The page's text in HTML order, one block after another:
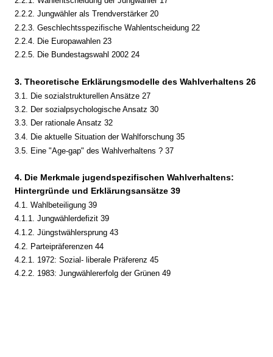
2.2.2. Jungwähler als Trendverstärker 20
2.2.3. Geschlechtsspezifische Wahlentscheidung 22
2.2.4. Die Europawahlen 23
2.2.5. Die Bundestagswahl 2002 24
3. Theoretische Erklärungsmodelle des Wahlverhaltens 26
3.1. Die sozialstrukturellen Ansätze 27
3.2. Der sozialpsychologische Ansatz 30
3.3. Der rationale Ansatz 32
3.4. Die aktuelle Situation der Wahlforschung 35
3.5. Eine "Age-gap" des Wahlverhaltens ? 37
4. Die Merkmale jugendspezifischen Wahlverhaltens:
Hintergründe und Erklärungsansätze 39
4.1. Wahlbeteiligung 39
4.1.1. Jungwählerdefizit 39
4.1.2. Jüngstwählersprung 43
4.2. Parteipräferenzen 44
4.2.1. 1972: Sozial- liberale Präferenz 45
4.2.2. 1983: Jungwählererfolg der Grünen 49